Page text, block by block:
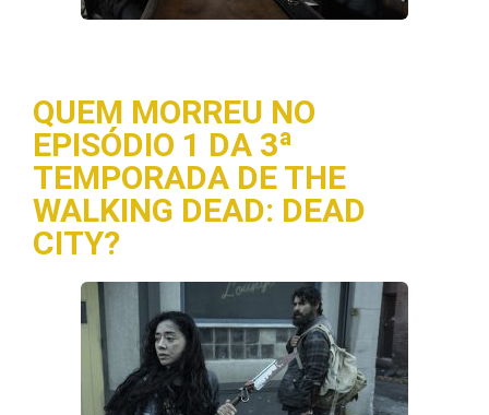
QUEM MORREU NO
EPISÓDIO 1 DA 3ª
TEMPORADA DE THE
WALKING DEAD: DEAD
CITY?